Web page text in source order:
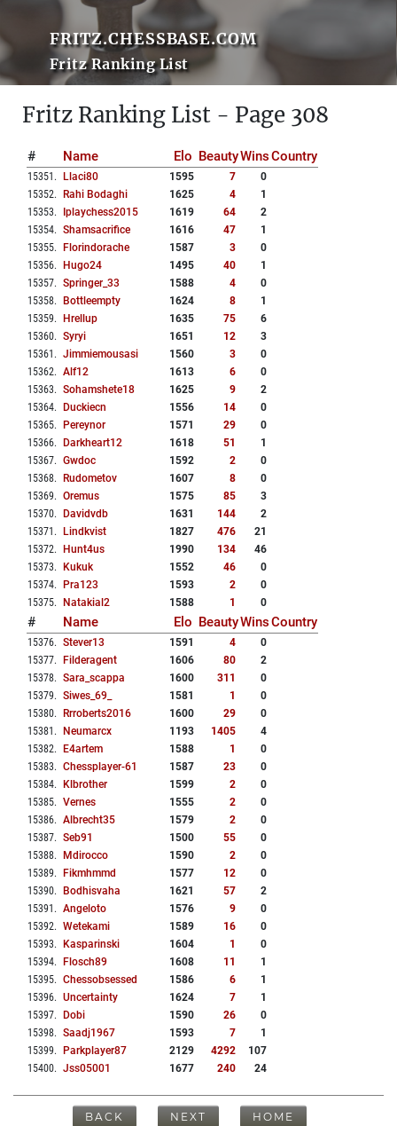
FRITZ.CHESSBASE.COM
Fritz Ranking List
Fritz Ranking List - Page 308
# Name Elo BeautyWinsCountry
15351 . Llaci80 1595 7
0
15352. Rahi Bodaghi 1625 4
1
15353. Iplaychess2015 1619 64
2
15354. Shamsacrifice 1616 47
1
15355. Florindorache 1587 3
0
15356. Hugo24 1495 40
1
15357. Springer_33 1588 4
0
15358. Bottleempty 1624 8
1
15359. Hrellup 1635 75
6
15360. Syryi 1651 12
3
15361 . Jimmiemousasi 1560 3
0
15362. Alf12 1613 6
0
15363. Sohamshete18 1625 9
2
15364. Duckiecn 1556 14
0
15365. Pereynor 1571 29
0
15366. Darkheart12 1618 51
1
15367. Gwdoc 1592 2
0
15368. Rudometov 1607 8
0
15369. Oremus 1575 85
3
15370. Davidvdb 1631 144
2
15371 . Lindkvist 1827 476
21
15372. Hunt4us 1990 134
46
15373. Kukuk 1552 46
0
15374. Pra123 1593 2
0
15375. Natakial2 1588 1 0
# Name Elo BeautyWinsCountry
15376. Stever13 1591 4
0
15377. Filderagent 1606 80
2
15378. Sara_scappa 1600 311
0
15379. Siwes_69_ 1581 1
0
15380. Rrroberts2016 1600 29
0
15381 . Neumarcx 1193 1405
4
15382. E4artem 1588 1
0
15383. Chessplayer-61 1587 23
0
15384. Klbrother 1599 2
0
15385. Vernes 1555 2
0
15386. Albrecht35 1579 2
0
15387. Seb91 1500 55
0
15388. Mdirocco 1590 2
0
15389. Fikmhmmd 1577 12
0
15390. Bodhisvaha 1621 57
2
15391 . Angeloto 1576 9
0
15392. Wetekami 1589 16
0
15393. Kasparinski 1604 1
0
15394. Flosch89 1608 11
1
15395. Chessobsessed 1586 6
1
15396. Uncertainty 1624 7
1
15397. Dobi 1590 26
0
15398. Saadj1967 1593 7
1
15399. Parkplayer87 2129 4292
107
15400. Jss05001 1677 240 24
BACK NEXT HOME